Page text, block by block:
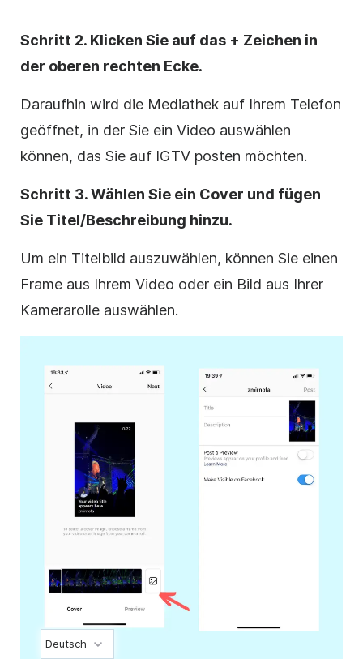
Schritt 2. Klicken Sie auf das + Zeichen in
der oberen rechten Ecke.
Daraufhin wird die Mediathek auf Ihrem Telefon
geöffnet, in der Sie ein Video auswählen
können, das Sie auf IGTV posten möchten.
Schritt 3. Wählen Sie ein Cover und fügen
Sie Titel/Beschreibung hinzu.
Um ein Titelbild auszuwählen, können Sie einen
Frame aus Ihrem Video oder ein Bild aus Ihrer
Kamerarolle auswählen.
Deutsch